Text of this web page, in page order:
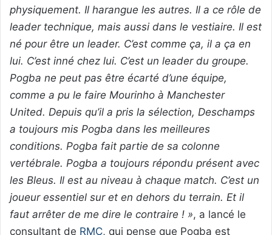
physiquement. Il harangue les autres. Il a ce rôle de
leader technique, mais aussi dans le vestiaire. Il est
né pour être un leader. C’est comme ça, il a ça en
lui. C’est inné chez lui. C’est un leader du groupe.
Pogba ne peut pas être écarté d’une équipe,
comme a pu le faire Mourinho à Manchester
United. Depuis qu’il a pris la sélection, Deschamps
a toujours mis Pogba dans les meilleures
conditions. Pogba fait partie de sa colonne
vertébrale. Pogba a toujours répondu présent avec
les Bleus. Il est au niveau à chaque match. C’est un
joueur essentiel sur et en dehors du terrain. Et il
faut arrêter de me dire le contraire ! », a lancé le
consultant de RMC, qui pense que Pogba est